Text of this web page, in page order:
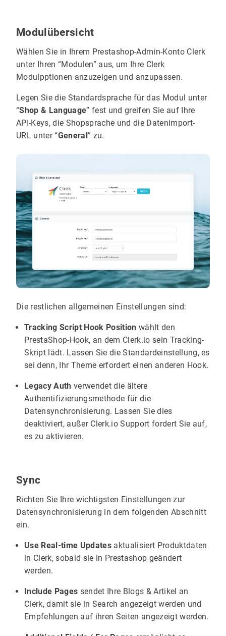
Modulübersicht
Wählen Sie in Ihrem Prestashop-Admin-Konto Clerk
unter Ihren “Modulen” aus, um Ihre Clerk
Modulpptionen anzuzeigen und anzupassen.
Legen Sie die Standardsprache für das Modul unter
“Shop & Language” fest und greifen Sie auf Ihre
API-Keys, die Shopsprache und die Datenimport-
URL unter “General ” zu.
Die restlichen allgemeinen Einstellungen sind:
Tracking Script Hook Position wählt den
PrestaShop-Hook, an dem Clerk.io sein Tracking-
Skript lädt. Lassen Sie die Standardeinstellung, es
sei denn, Ihr Theme erfordert einen anderen Hook.
Legacy Auth verwendet die ältere
Authentifizierungsmethode für die
Datensynchronisierung. Lassen Sie dies
deaktiviert, außer Clerk.io Support fordert Sie auf,
es zu aktivieren.
Sync
Richten Sie Ihre wichtigsten Einstellungen zur
Datensynchronisierung in dem folgenden Abschnitt
ein.
Use Real-time Updatesaktualisiert Produktdaten
in Clerk, sobald sie in Prestashop geändert
werden.
Include Pages sendet Ihre Blogs & Artikel an
Clerk, damit sie in Search angezeigt werden und
Empfehlungen auf ihren Seiten angezeigt werden.